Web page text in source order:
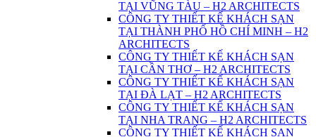
TẠI VŨNG TÀU – H2 ARCHITECTS
CÔNG TY THIẾT KẾ KHÁCH SẠN
TẠI THÀNH PHỐ HỒ CHÍ MINH – H2
ARCHITECTS
CÔNG TY THIẾT KẾ KHÁCH SẠN
TẠI CẦN THƠ – H2 ARCHITECTS
CÔNG TY THIẾT KẾ KHÁCH SẠN
TẠI ĐÀ LẠT – H2 ARCHITECTS
CÔNG TY THIẾT KẾ KHÁCH SẠN
TẠI NHA TRANG – H2 ARCHITECTS
CÔNG TY THIẾT KẾ KHÁCH SẠN